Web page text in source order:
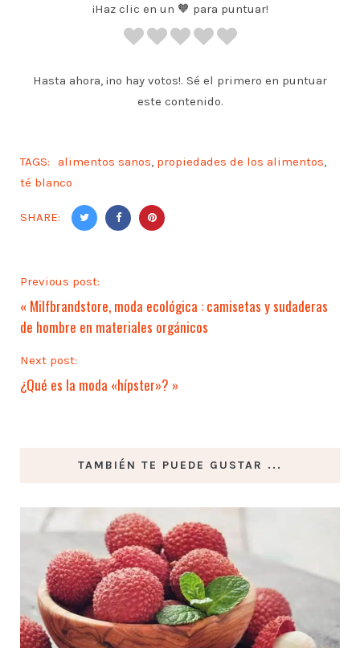
¡Haz clic en un 🧡 para puntuar!
Hasta ahora, ¡no hay votos!. Sé el primero en puntuar
este contenido.
TAGS: alimentos sanos, propiedades de los alimentos,
té blanco
SHARE:
Previous post:
« Milfbrandstore, moda ecológica : camisetas y sudaderas
de hombre en materiales orgánicos
Next post:
¿Qué es la moda «hípster»? »
TAMBIÉN TE PUEDE GUSTAR ...